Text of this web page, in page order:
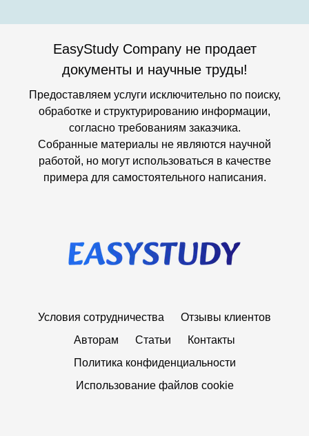
EasyStudy Company не продает
документы и научные труды!
Предоставляем услуги исключительно по поиску,
обработке и структурированию информации,
согласно требованиям заказчика.
Собранные материалы не являются научной
работой, но могут использоваться в качестве
примера для самостоятельного написания.
Условия сотрудничества
Отзывы клиентов
Авторам
Статьи
Контакты
Политика конфиденциальности
Использование файлов cookie